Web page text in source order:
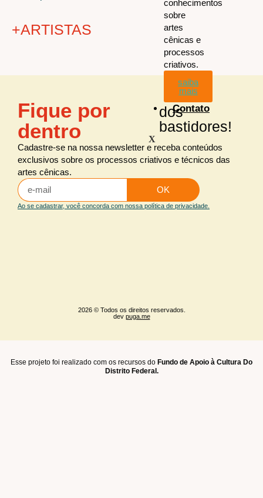
conhecimentos
sobre
artes
cênicas e
processos
criativos.
saiba
mais
Contato
X
+ARTISTAS
Audiovisual
Cenografia
Figurino
Iluminação
Iluminação arquitetural
Maquiagem e caracterização
todos os
artistas
2026 © Todos os direitos reservados.
dev puga.me
dos
bastidores!
Fique por
dentro
Cadastre-se na nossa newsletter e receba conteúdos
exclusivos sobre os processos criativos e técnicos das
artes cênicas.
OK
Ao se cadastrar, você concorda com nossa política de privacidade.
Esse projeto foi realizado com os recursos do Fundo de Apoio à Cultura Do
Distrito Federal.